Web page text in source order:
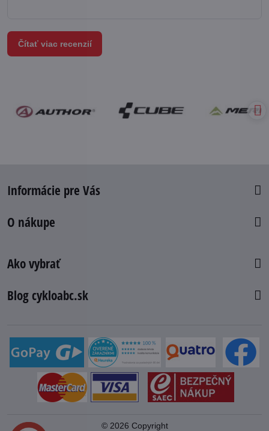
Čítať viac recenzií
Informácie pre Vás
O nákupe
Ako vybrať
Blog cykloabc.sk
© 2026 Copyright